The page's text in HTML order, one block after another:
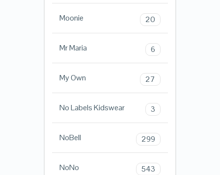
Moonie 20
Mr Maria 6
My Own 27
No Labels Kidswear 3
NoBell 299
NoNo 543